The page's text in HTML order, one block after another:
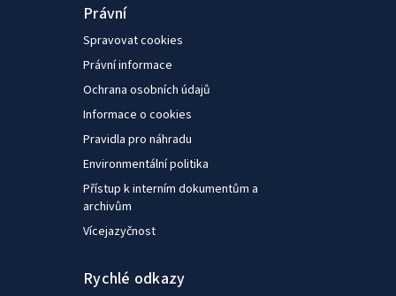
Právní
Spravovat cookies
Právní informace
Ochrana osobních údajů
Informace o cookies
Pravidla pro náhradu
Environmentální politika
Přístup k interním dokumentům a
archivům
Vícejazyčnost
Rychlé odkazy